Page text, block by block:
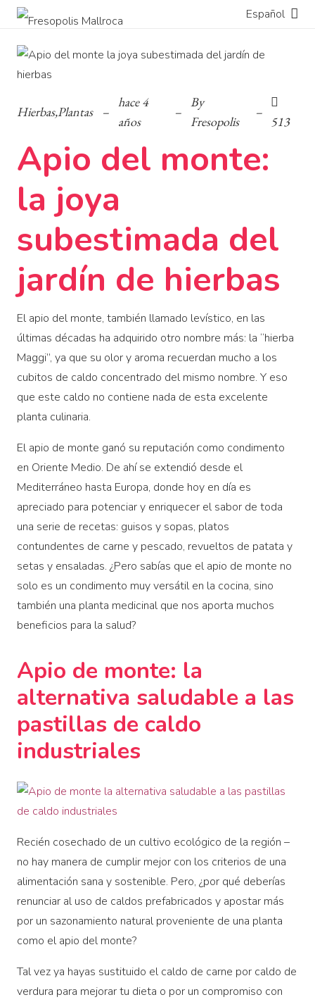
Español
Hierbas,Plantas –
hace 4
años
–
By
Fresopolis
–
513
Apio del monte:
la joya
subestimada del
jardín de hierbas
El apio del monte, también llamado levístico, en las
últimas décadas ha adquirido otro nombre más: la “hierba
Maggi”, ya que su olor y aroma recuerdan mucho a los
cubitos de caldo concentrado del mismo nombre. Y eso
que este caldo no contiene nada de esta excelente
planta culinaria.
El apio de monte ganó su reputación como condimento
en Oriente Medio. De ahí se extendió desde el
Mediterráneo hasta Europa, donde hoy en día es
apreciado para potenciar y enriquecer el sabor de toda
una serie de recetas: guisos y sopas, platos
contundentes de carne y pescado, revueltos de patata y
setas y ensaladas. ¿Pero sabías que el apio de monte no
solo es un condimento muy versátil en la cocina, sino
también una planta medicinal que nos aporta muchos
beneficios para la salud?
Apio de monte: la
alternativa saludable a las
pastillas de caldo
industriales
Recién cosechado de un cultivo ecológico de la región –
no hay manera de cumplir mejor con los criterios de una
alimentación sana y sostenible. Pero, ¿por qué deberías
renunciar al uso de caldos prefabricados y apostar más
por un sazonamiento natural proveniente de una planta
como el apio del monte?
Tal vez ya hayas sustituido el caldo de carne por caldo de
verdura para mejorar tu dieta o por un compromiso con